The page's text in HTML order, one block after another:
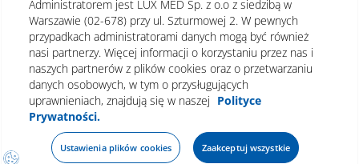
Polityka prywatności Notka prawna
Dane osobowe Mapa strony
Oświadczenie o dostępności
Administratorem jest LUX MED Sp. z o.o z siedzibą w
Warszawie (02-678) przy ul. Szturmowej 2. W pewnych
przypadkach administratorami danych mogą być również
nasi partnerzy. Więcej informacji o korzystaniu przez nas i
naszych partnerów z plików cookies oraz o przetwarzaniu
danych osobowych, w tym o przysługujących
uprawnieniach, znajdują się w naszej Polityce
Prywatności.
Ustawienia plików cookies Zaakceptuj wszystkie